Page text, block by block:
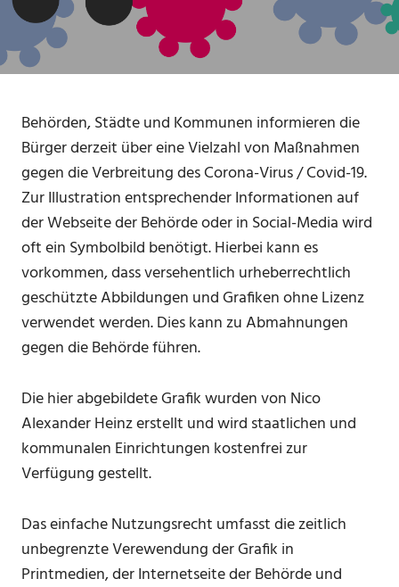
Behörden, Städte und Kommunen informieren die
Bürger derzeit über eine Vielzahl von Maßnahmen
gegen die Verbreitung des Corona-Virus / Covid-19.
Zur Illustration entsprechender Informationen auf
der Webseite der Behörde oder in Social-Media wird
oft ein Symbolbild benötigt. Hierbei kann es
vorkommen, dass versehentlich urheberrechtlich
geschützte Abbildungen und Grafiken ohne Lizenz
verwendet werden. Dies kann zu Abmahnungen
gegen die Behörde führen.
Die hier abgebildete Grafik wurden von Nico
Alexander Heinz erstellt und wird staatlichen und
kommunalen Einrichtungen kostenfrei zur
Verfügung gestellt.
Das einfache Nutzungsrecht umfasst die zeitlich
unbegrenzte Verewendung der Grafik in
Printmedien, der Internetseite der Behörde und